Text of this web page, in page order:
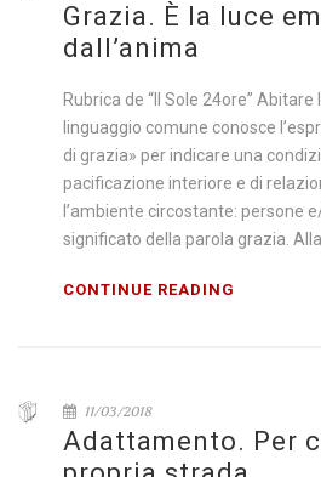
Grazia. È la luce
dall’anima
Rubrica de “Il Sole 24ore” Abitare
linguaggio comune conosce
di grazia» per indicare una
pacificazione interiore e di
l’ambiente circostante: persone
significato della parola grazia. Alla
CONTINUE READING
11/03/2018
Adattamento. Per